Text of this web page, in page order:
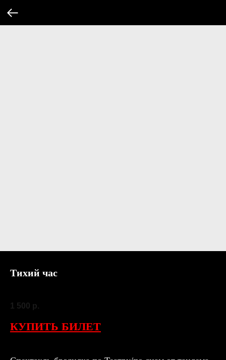
Тихий час
1 500 р.
КУПИТЬ БИЛЕТ